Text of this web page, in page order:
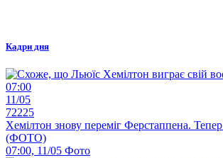
Кадри дня
07:00
11/05
72225
Хемілтон знову переміг Ферстаппена. Тепер
(ФОТО)
07:00, 11/05 Фото